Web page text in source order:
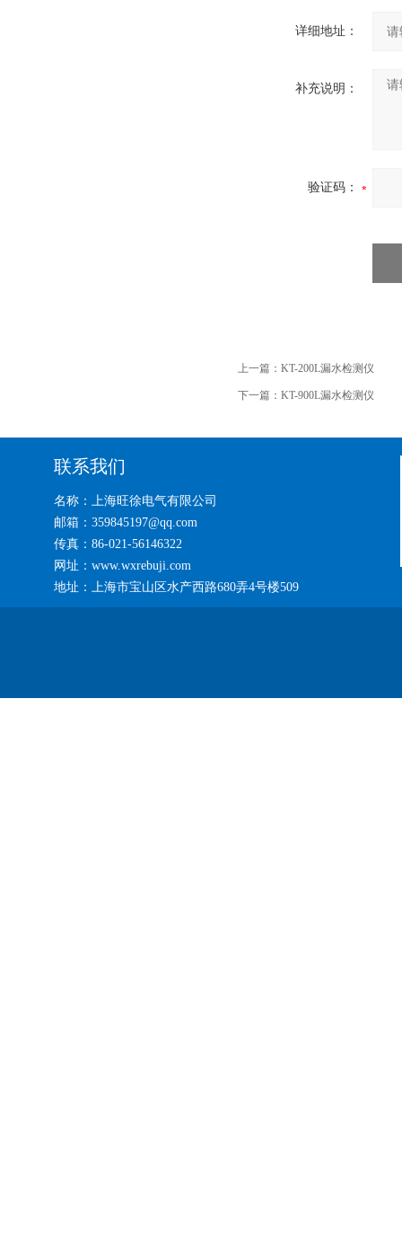
详细地址：
补充说明：
验证码：
上一篇： KT-200L漏水检测仪
下一篇： KT-900L漏水检测仪
联系我们
名称：上海旺徐电气有限公司
邮箱：359845197@qq.com
传真：86-021-56146322
网址：www.wxrebuji.com
地址：上海市宝山区水产西路680弄4号楼509